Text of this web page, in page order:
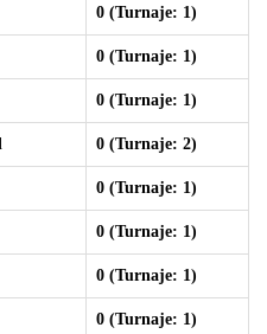
0 (Turnaje: 1)
0 (Turnaje: 1)
0 (Turnaje: 1)
0 (Turnaje: 2)
0 (Turnaje: 1)
0 (Turnaje: 1)
0 (Turnaje: 1)
0 (Turnaje: 1)